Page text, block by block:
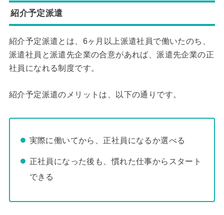
紹介予定派遣
紹介予定派遣とは、6ヶ月以上派遣社員で働いたのち、
派遣社員と派遣先企業の合意があれば、派遣先企業の正
社員になれる制度です。
紹介予定派遣のメリットは、以下の通りです。
実際に働いてから、正社員になるか選べる
正社員になった後も、慣れた仕事からスタート
できる